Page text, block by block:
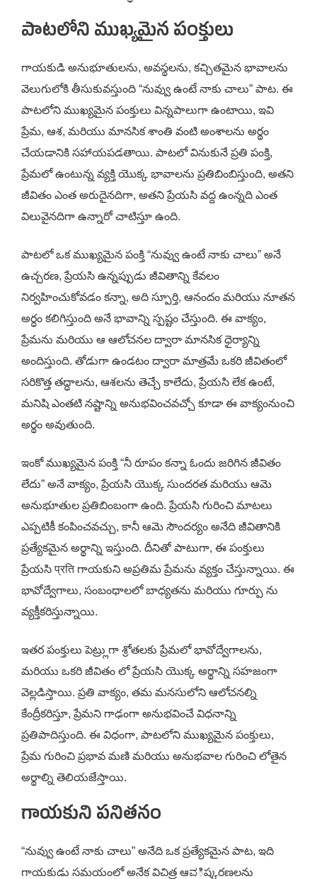
పాటలోని ముఖ్యమైన పంక్తులు
గాయకుడి అనుభూతులను, అవస్థలను, కచ్చితమైన భావాలను
వెలుగులోకి తీసుకువస్తుంది “నువ్వు ఉంటే నాకు చాలు” పాట. ఈ
పాటలోని ముఖ్యమైన పంక్తులు విన్నపాలుగా ఉంటాయి, ఇవి
ప్రేమ, ఆశ, మరియు మానసిక శాంతి వంటి అంశాలను అర్థం
చేయడానికి సహాయపడతాయి. పాటలో వినుకునే ప్రతి పంక్తి,
ప్రేమలో ఉంటున్న వ్యక్తి యొక్క భావాలను ప్రతిబింబిస్తుంది, అతని
జీవితం ఎంత అరుదైనదిగా, అతని ప్రేయసి వద్ద ఉంన్నది ఎంత
విలువైనదిగా ఉన్నారో చాటిస్తూ ఉంది.
పాటలో ఒక ముఖ్యమైన పంక్తి “నువ్వు ఉంటే నాకు చాలు” అనే
ఉచ్చరణ, ప్రేయసి ఉన్నప్పుడు జీవితాన్ని కేవలం
నిర్వహించుకోవడం కన్నా, అది స్పూర్తి, ఆనందం మరియు నూతన
అర్ధం కలిగిస్తుంది అనే భావాన్ని స్పష్టం చేస్తుంది. ఈ వాక్యం,
ప్రేమను మరియు ఆ ఆలోచనల ద్వారా మానసిక ధైర్యాన్ని
అందిస్తుంది. తోడుగా ఉండటం ద్వారా మాత్రమే ఒకరి జీవితంలో
సరికొత్త తద్ధాలను, ఆశలను తెచ్చే కాలేదు, ప్రేయసి లేక ఉంటే,
మనిషి ఎంతటి నష్టాన్ని అనుభవించవచ్చో కూడా ఈ వాక్యంనుంచి
అర్థం అవుతుంది.
ఇంకో ముఖ్యమైన పంక్తి “నీ రూపం కన్నా ఓందు జరిగిన జీవితం
లేదు” అనే వాక్యం, ప్రేయసి యొక్క సుందరత మరియు ఆమె
అనుభూతుల ప్రతిబింబంగా ఉంది. ప్రేయసి గురించి మాటలు
ఎప్పటికీ కంపించవచ్చు, కానీ ఆమె సౌందర్యం అనేది జీవితానికి
ప్రత్యేకమైన అర్థాన్ని ఇస్తుంది. దీనితో పాటుగా, ఈ పంక్తులు
ప్రేయసి प्रति గాయకుని అప్రతిమ ప్రేమను వ్యక్తం చేస్తున్నాయి. ఈ
భావోద్వేగాలు, సంబంధాలలో బాధ్యతను మరియు గూర్పు ను
వ్యక్తీకరిస్తున్నాయి.
ఇతర పంక్తులు పెట్ర్లుగా శ్రోతలకు ప్రేమలో భావోద్వేగాలను,
మరియు ఒకరి జీవితం లో ప్రేయసి యొక్క అర్థాన్ని సహజంగా
వెల్లడిస్తాయి. ప్రతి వాక్యం, తమ మనసులోని ఆలోచనల్ని
కేంద్రీకరిస్తూ, ప్రేమని గాఢంగా అనుభవించే విధనాన్ని
ప్రతిపాదిస్తుంది. ఈ విధంగా, పాటలోని ముఖ్యమైన పంక్తులు,
ప్రేమ గురించి ప్రభావ మణి మరియు అనుభవాల గురించి లోతైన
అర్థాల్ని తెలియజేస్తాయి.
గాయకుని పనితనం
“నువ్వు ఉంటే నాకు చాలు” అనేది ఒక ప్రత్యేకమైన పాట, ఇది
గాయకుడు సమయంలో అనేక విచిత్ర ఆವిష్కరణలను